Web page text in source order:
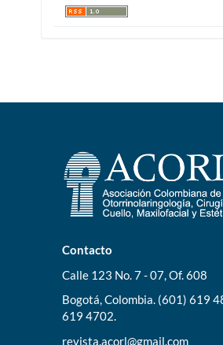
Contacto
Calle 123 No. 7 - 07, Of. 608
Bogotá, Colombia. (601) 619
619 4702.
revista.acorl@gmail.com